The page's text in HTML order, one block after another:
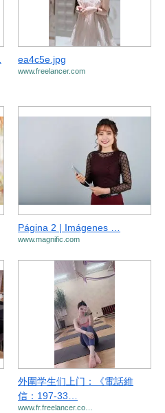
ea4c5e.jpg
www.freelancer.com
Página 2 | Imágenes …
www.magnific.com
外圍学生们上门：《電話維
信：197-33…
www.fr.freelancer.co…